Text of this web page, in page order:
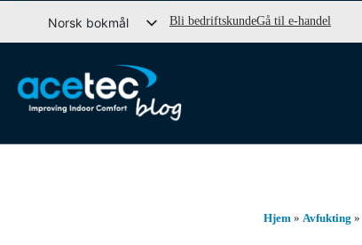
til
Norsk bokmål
English (UK)
Dansk
Bli bedriftskundeGå til e-handel
Hjem » Avfukting »